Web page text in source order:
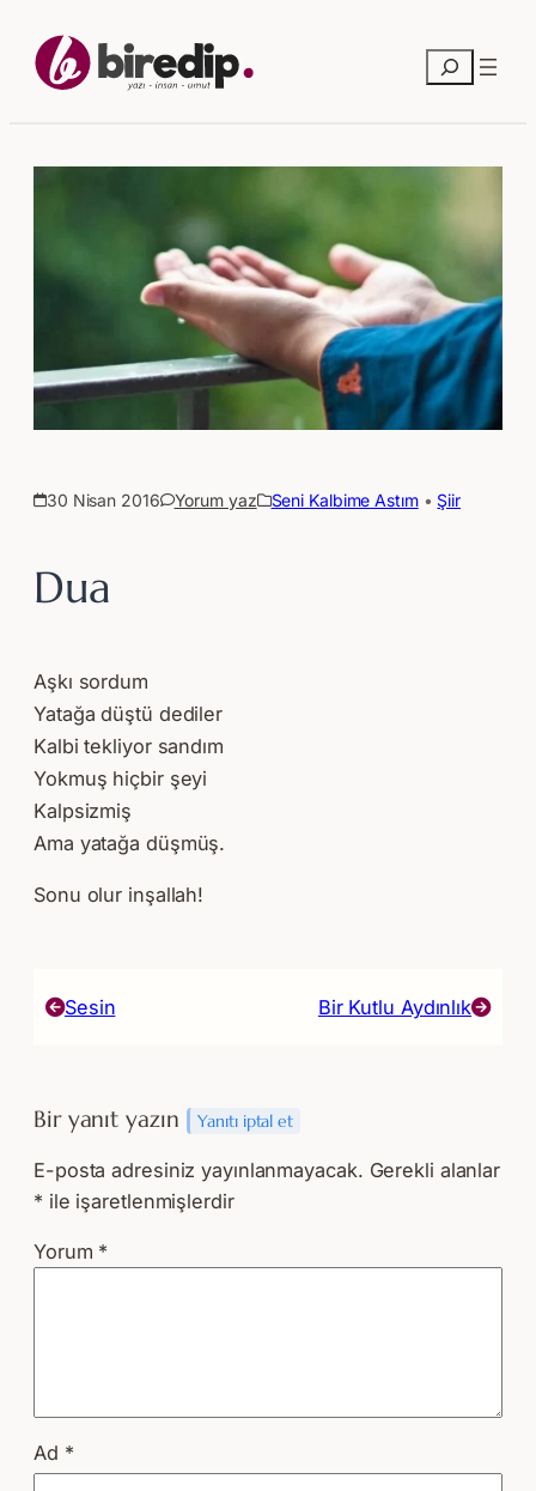
Ara
30 Nisan 2016 Yorum yaz Seni Kalbime Astım • Şiir
Dua
Aşkı sordum
Yatağa düştü dediler
Kalbi tekliyor sandım
Yokmuş hiçbir şeyi
Kalpsizmiş
Ama yatağa düşmüş.
Sonu olur inşallah!
Sesin Bir Kutlu Aydınlık
Bir yanıt yazın Yanıtı iptal et
E-posta adresiniz yayınlanmayacak. Gerekli alanlar
* ile işaretlenmişlerdir
Yorum *
Ad *